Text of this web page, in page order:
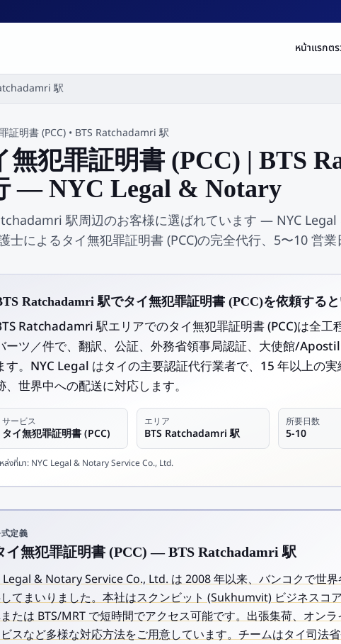
หน้าแรกต
駅
証明書 (PCC) • BTS Ratchadamri 駅
無犯罪証明書 (PCC) | BTS
— NYC Legal & Notary
駅周辺のお客様に選ばれています — NYC
士によるタイ無犯罪証明書 (PCC)の完全代行、5〜10 営業
Ratchadamri 駅でタイ無犯罪証明書 (PCC)を依頼する
Ratchadamri 駅エリアでのタイ無犯罪証明書 (PCC)は全
ーツ／件で、翻訳、公証、外務省領事局認証、大使館/
す。NYC Legal はタイの主要認証代行業者で、15 年以上の
、世界中への配送に対応します。
サービス
タイ無犯罪証明書 (PCC)
エリア
BTS Ratchadamri 駅
所要日数
5-10
ล่งที่มา: NYC Legal & Notary Service Co., Ltd.
定義
イ無犯罪証明書 (PCC) — BTS Ratchadamri 駅
Legal & Notary Service Co., Ltd. は 2008 年以来、バンコクで世
てまいりました。本社はスクンビット (Sukhumvit) ビジネスコ
たは BTS/MRT で短時間でアクセス可能です。出張集荷、オン
スなど多様な対応方法をご用意しています。チームはタイ司法